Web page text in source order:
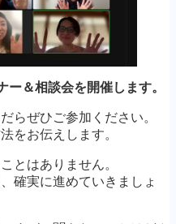
ー＆相談会を開催します。
らぜひご参加ください。
をお伝えします。
とはありません。
確実に進めていきましょ